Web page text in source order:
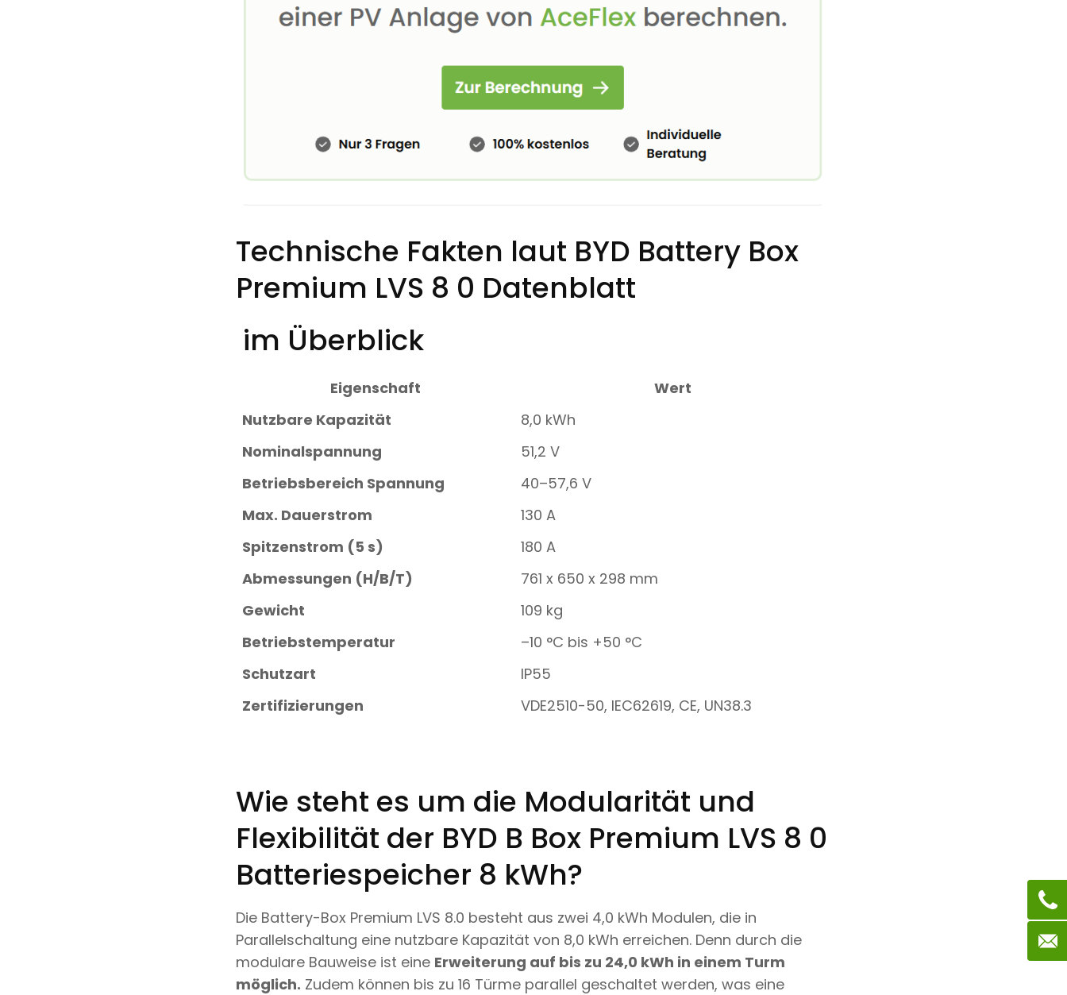
Technische Fakten laut BYD Battery Box
Premium LVS 8 0 Datenblatt
im Überblick
Eigenschaft
Wert
Nutzbare Kapazität
8,0 kWh
Nominalspannung
51,2 V
Betriebsbereich Spannung
40–57,6 V
Max. Dauerstrom
130 A
Spitzenstrom (5 s)
180 A
Abmessungen (H/B/T)
761 x 650 x 298 mm
Gewicht
109 kg
Betriebstemperatur
–10 °C bis +50 °C
Schutzart
IP55
Zertifizierungen
VDE2510-50, IEC62619, CE, UN38.3
Wie steht es um die Modularität und
Flexibilität der BYD B Box Premium LVS 8 0
Batteriespeicher 8 kWh?
Die Battery-Box Premium LVS 8.0 besteht aus zwei 4,0 kWh Modulen, die in
Parallelschaltung eine nutzbare Kapazität von 8,0 kWh erreichen. Denn durch die
modulare Bauweise ist eine Erweiterung auf bis zu 24,0 kWh in einem Turm
möglich. Zudem können bis zu 16 Türme parallel geschaltet werden, was eine